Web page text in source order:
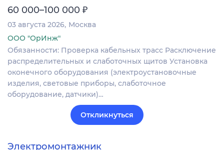
60 000–100 000 ₽
03 августа 2026 Москва
ООО "ОрИнж"
Обязанности: Проверка кабельных трасс Расключение
распределительных и слаботочных щитов Установка
оконечного оборудования (электроустановочные
изделия, световые приборы, слаботочное
оборудование, датчики)…
Откликнуться
Электромонтажник